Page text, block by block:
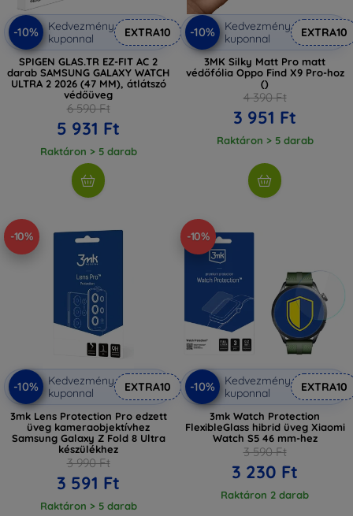
-10%
Kedvezmény
kuponnal
EXTRA10
SPIGEN GLAS.TR EZ-FIT AC 2
darab SAMSUNG GALAXY WATCH
ULTRA 2 2026 (47 MM), átlátszó
védőüveg
6 590 Ft
5 931 Ft
Raktáron > 5 darab
-10%
Kedvezmény
kuponnal
EXTRA10
3MK Silky Matt Pro matt
védőfólia Oppo Find X9 Pro-hoz
()
4 390 Ft
3 951 Ft
Raktáron > 5 darab
-10%
-10%
Kedvezmény
kuponnal
EXTRA10
3mk Lens Protection Pro edzett
üveg kameraobjektívhez
Samsung Galaxy Z Fold 8 Ultra
készülékhez
3 990 Ft
3 591 Ft
Raktáron > 5 darab
-10%
-10%
Kedvezmény
kuponnal
EXTRA10
3mk Watch Protection
FlexibleGlass hibrid üveg Xiaomi
Watch S5 46 mm-hez
3 590 Ft
3 230 Ft
Raktáron 2 darab